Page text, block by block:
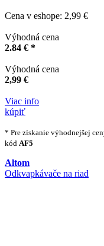
Cena v eshope: 2,99 €
Výhodná cena
2.84 € *
Výhodná cena
2,99 €
Viac info
kúpiť
* Pre získanie výhodnejšej
kód AF5
Altom
Odkvapkávače na riad